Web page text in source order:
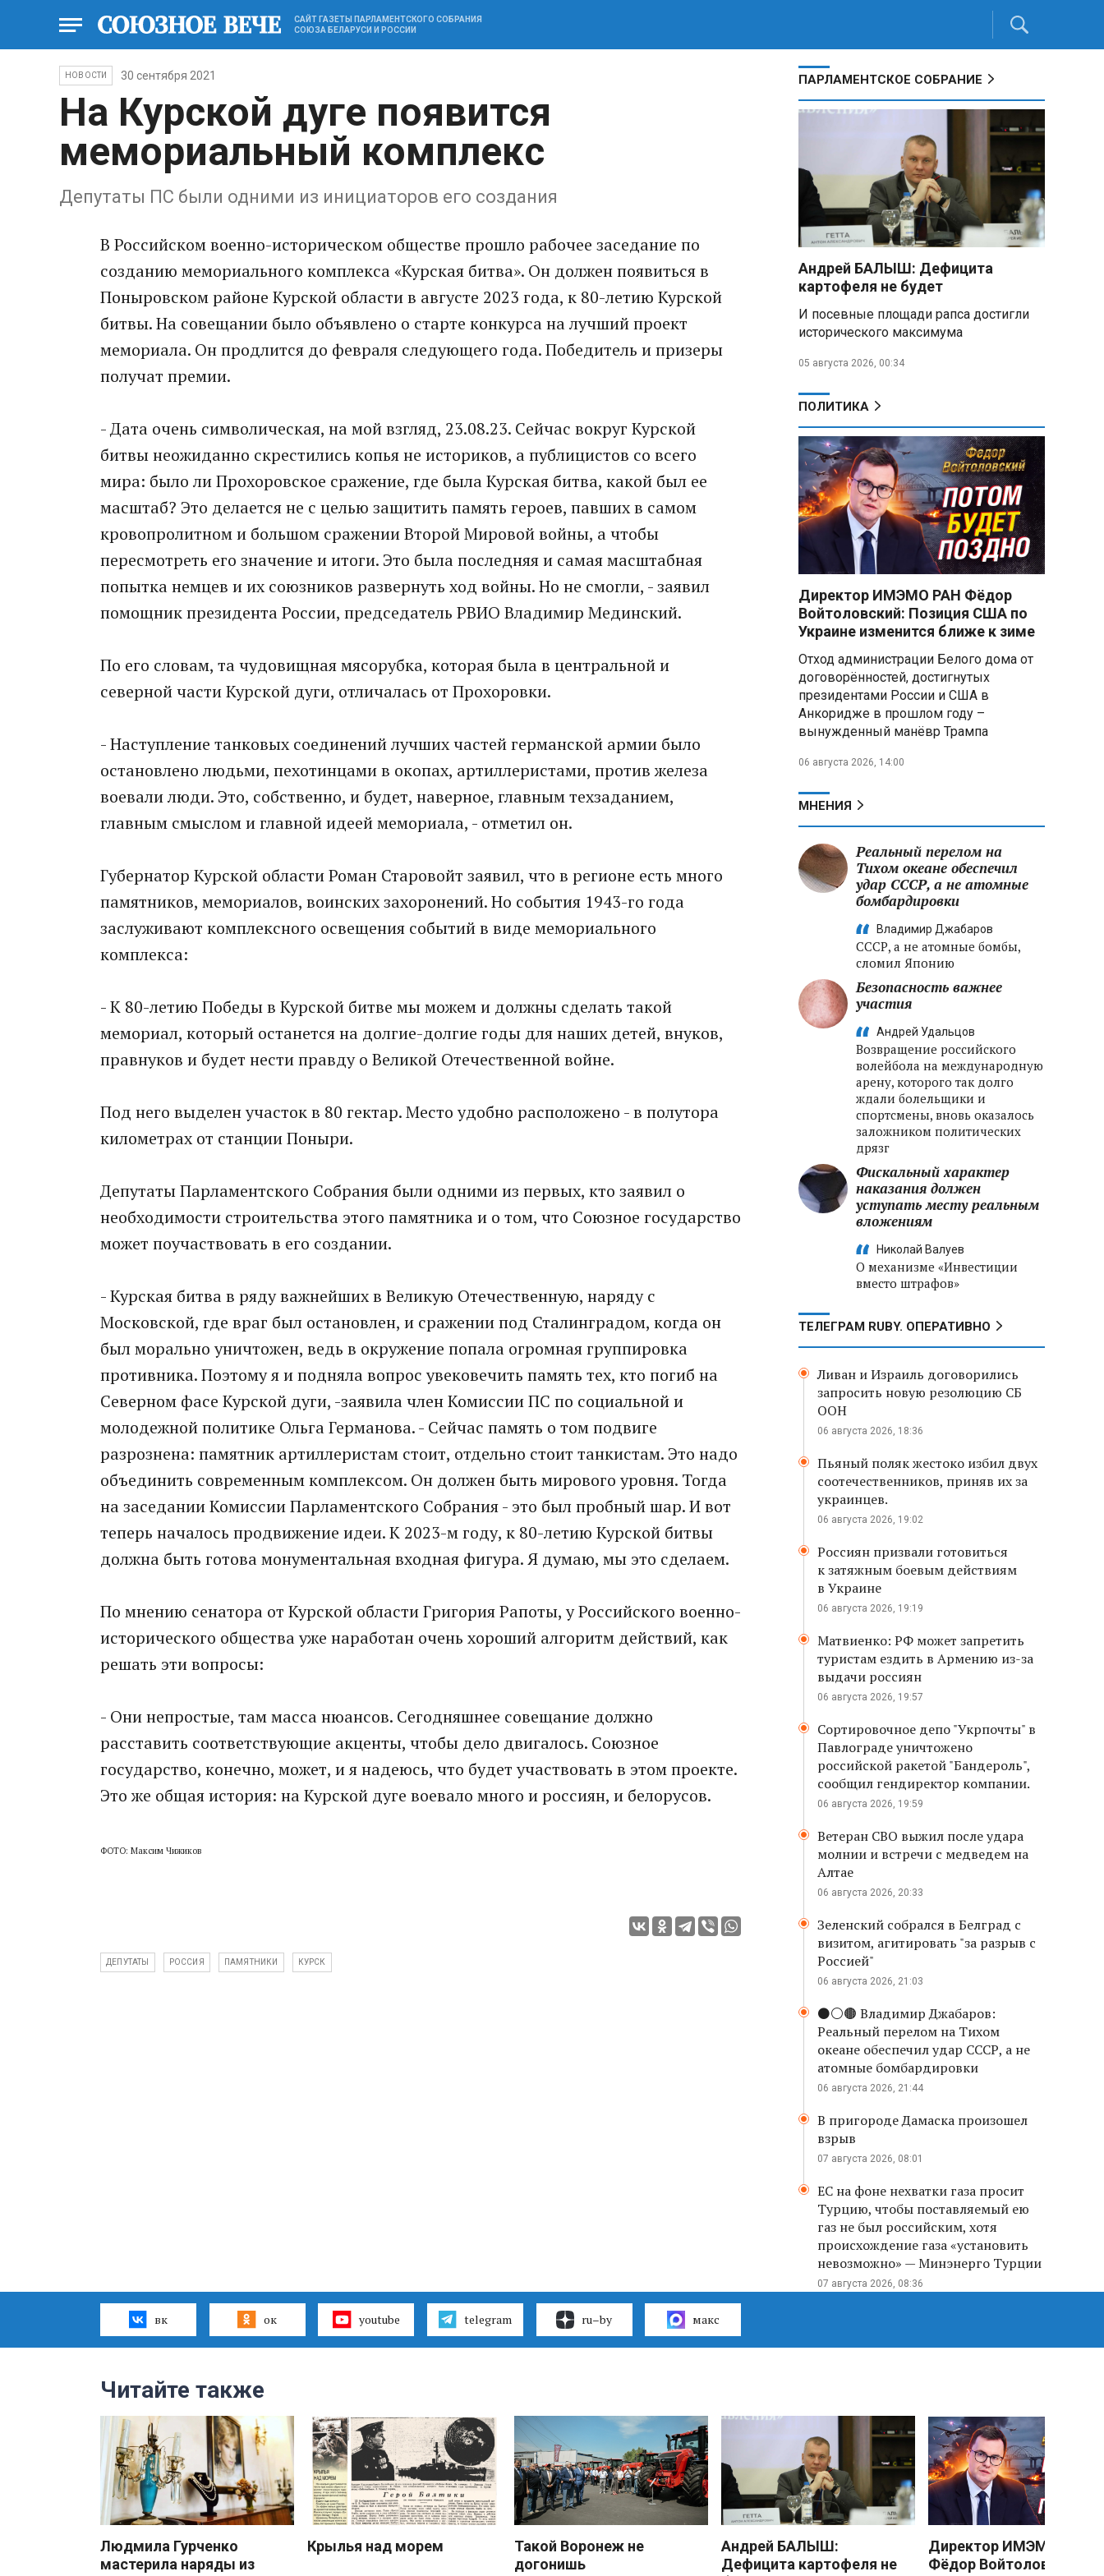
САЙТ ГАЗЕТЫ ПАРЛАМЕНТСКОГО СОБРАНИЯ
СОЮЗА БЕЛАРУСИ И РОССИИ
НОВОСТИ 30 сентября 2021
На Курской дуге появится
мемориальный комплекс
Депутаты ПС были одними из инициаторов его создания
В Российском военно-историческом обществе прошло рабочее заседание по
созданию мемориального комплекса «Курская битва». Он должен появиться в
Поныровском районе Курской области в августе 2023 года, к 80-летию Курской
битвы. На совещании было объявлено о старте конкурса на лучший проект
мемориала. Он продлится до февраля следующего года. Победитель и призеры
получат премии.
- Дата очень символическая, на мой взгляд, 23.08.23. Сейчас вокруг Курской
битвы неожиданно скрестились копья не историков, а публицистов со всего
мира: было ли Прохоровское сражение, где была Курская битва, какой был ее
масштаб? Это делается не с целью защитить память героев, павших в самом
кровопролитном и большом сражении Второй Мировой войны, а чтобы
пересмотреть его значение и итоги. Это была последняя и самая масштабная
попытка немцев и их союзников развернуть ход войны. Но не смогли, - заявил
помощник президента России, председатель РВИО Владимир Мединский.
По его словам, та чудовищная мясорубка, которая была в центральной и
северной части Курской дуги, отличалась от Прохоровки.
- Наступление танковых соединений лучших частей германской армии было
остановлено людьми, пехотинцами в окопах, артиллеристами, против железа
воевали люди. Это, собственно, и будет, наверное, главным техзаданием,
главным смыслом и главной идеей мемориала, - отметил он.
Губернатор Курской области Роман Старовойт заявил, что в регионе есть много
памятников, мемориалов, воинских захоронений. Но события 1943-го года
заслуживают комплексного освещения событий в виде мемориального
комплекса:
- К 80-летию Победы в Курской битве мы можем и должны сделать такой
мемориал, который останется на долгие-долгие годы для наших детей, внуков,
правнуков и будет нести правду о Великой Отечественной войне.
Под него выделен участок в 80 гектар. Место удобно расположено - в полутора
километрах от станции Поныри.
Депутаты Парламентского Собрания были одними из первых, кто заявил о
необходимости строительства этого памятника и о том, что Союзное государство
может поучаствовать в его создании.
- Курская битва в ряду важнейших в Великую Отечественную, наряду с
Московской, где враг был остановлен, и сражении под Сталинградом, когда он
был морально уничтожен, ведь в окружение попала огромная группировка
противника. Поэтому я и подняла вопрос увековечить память тех, кто погиб на
Северном фасе Курской дуги, -заявила член Комиссии ПС по социальной и
молодежной политике Ольга Германова. - Сейчас память о том подвиге
разрознена: памятник артиллеристам стоит, отдельно стоит танкистам. Это надо
объединить современным комплексом. Он должен быть мирового уровня. Тогда
на заседании Комиссии Парламентского Собрания - это был пробный шар. И вот
теперь началось продвижение идеи. К 2023-м году, к 80-летию Курской битвы
должна быть готова монументальная входная фигура. Я думаю, мы это сделаем.
По мнению сенатора от Курской области Григория Рапоты, у Российского военно-
исторического общества уже наработан очень хороший алгоритм действий, как
решать эти вопросы:
- Они непростые, там масса нюансов. Сегодняшнее совещание должно
расставить соответствующие акценты, чтобы дело двигалось. Союзное
государство, конечно, может, и я надеюсь, что будет участвовать в этом проекте.
Это же общая история: на Курской дуге воевало много и россиян, и белорусов.
ФОТО: Максим Чижиков
ДЕПУТАТЫ РОССИЯ ПАМЯТНИКИ КУРСК
ПАРЛАМЕНТСКОЕ СОБРАНИЕ
Андрей БАЛЫШ: Дефицита
картофеля не будет
И посевные площади рапса достигли
исторического максимума
05 августа 2026, 00:34
ПОЛИТИКА
Директор ИМЭМО РАН Фёдор
Войтоловский: Позиция США по
Украине изменится ближе к зиме
Отход администрации Белого дома от
договорённостей, достигнутых
президентами России и США в
Анкоридже в прошлом году –
вынужденный манёвр Трампа
06 августа 2026, 14:00
МНЕНИЯ
Реальный перелом на
Тихом океане обеспечил
удар СССР, а не атомные
бомбардировки
Владимир Джабаров
СССР, а не атомные бомбы,
сломил Японию
Безопасность важнее
участия
Андрей Удальцов
Возвращение российского
волейбола на международную
арену, которого так долго
ждали болельщики и
спортсмены, вновь оказалось
заложником политических
дрязг
Фискальный характер
наказания должен
уступать месту реальным
вложениям
Николай Валуев
О механизме «Инвестиции
вместо штрафов»
ТЕЛЕГРАМ RUBY. ОПЕРАТИВНО
Ливан и Израиль договорились
запросить новую резолюцию СБ
ООН
06 августа 2026, 18:36
Пьяный поляк жестоко избил двух
соотечественников, приняв их за
украинцев.
06 августа 2026, 19:02
Россиян призвали готовиться
к затяжным боевым действиям
в Украине
06 августа 2026, 19:19
Матвиенко: РФ может запретить
туристам ездить в Армению из-за
выдачи россиян
06 августа 2026, 19:57
Сортировочное депо "Укрпочты" в
Павлограде уничтожено
российской ракетой "Бандероль",
сообщил гендиректор компании.
06 августа 2026, 19:59
Ветеран СВО выжил после удара
молнии и встречи с медведем на
Алтае
06 августа 2026, 20:33
Зеленский собрался в Белград с
визитом, агитировать "за разрыв с
Россией"
06 августа 2026, 21:03
⚫️⚪️🟤 Владимир Джабаров:
Реальный перелом на Тихом
океане обеспечил удар СССР, а не
атомные бомбардировки
06 августа 2026, 21:44
В пригороде Дамаска произошел
взрыв
07 августа 2026, 08:01
ЕС на фоне нехватки газа просит
Турцию, чтобы поставляемый ею
газ не был российским, хотя
происхождение газа «установить
невозможно» — Минэнерго Турции
07 августа 2026, 08:36
вк ок youtube telegram ru–by макс
Читайте также
Людмила Гурченко
мастерила наряды из
Крылья над морем
Такой Воронеж не
догонишь
Андрей БАЛЫШ:
Дефицита картофеля не
Директор ИМЭМО РАН
Фёдор Войтоловский: